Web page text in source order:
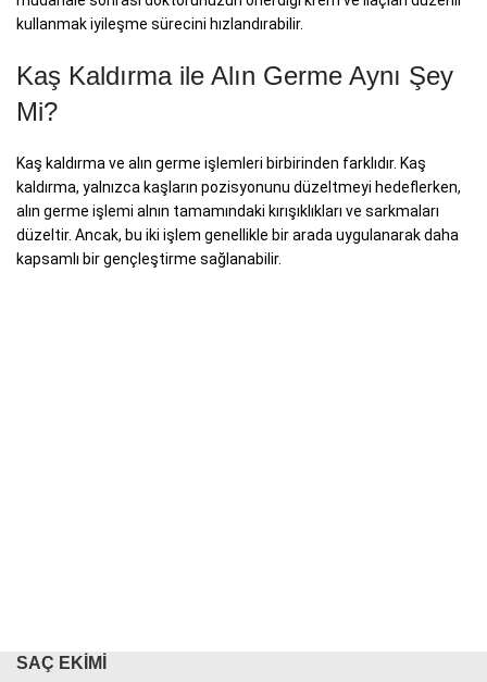
kullanmak iyileşme sürecini hızlandırabilir.
Kaş Kaldırma ile Alın Germe Aynı Şey
Mi?
Kaş kaldırma ve alın germe işlemleri birbirinden farklıdır. Kaş
kaldırma, yalnızca kaşların pozisyonunu düzeltmeyi hedeflerken,
alın germe işlemi alnın tamamındaki kırışıklıkları ve sarkmaları
düzeltir. Ancak, bu iki işlem genellikle bir arada uygulanarak daha
kapsamlı bir gençleştirme sağlanabilir.
SAÇ EKIMI